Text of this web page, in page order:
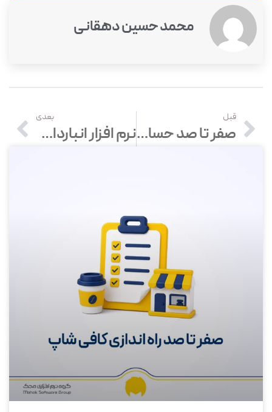
محمد حسین دهقانی
قبل
صفر تا صد حسابداری حسابداری
بعدی
نرم افزار انبارداری چیست| بهترین نرم افزار انبار عمومی